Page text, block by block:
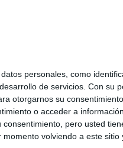
personales, como
de servicios. Con su
otorgarnos su
o acceder a
pero usted
volviendo a este
|Política de cookies
[ESPAÑA] - Tel. +34 91